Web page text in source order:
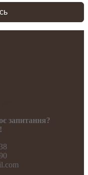
запитання?